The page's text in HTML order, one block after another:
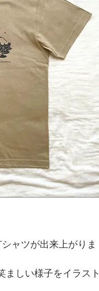
ャツが出来上がりま
ましい様子をイラスト